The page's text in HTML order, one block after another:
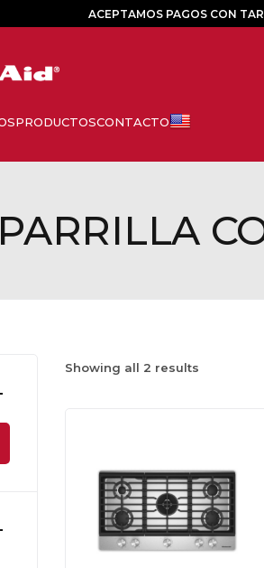
ACEPTAMOS PAGOS CON
PARRILLA
Showing all 2 results